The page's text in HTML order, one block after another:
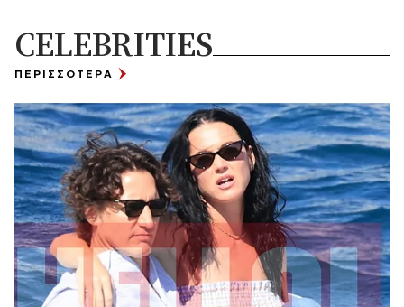
CELEBRITIES
ΠΕΡΙΣΣΟΤΕΡΑ